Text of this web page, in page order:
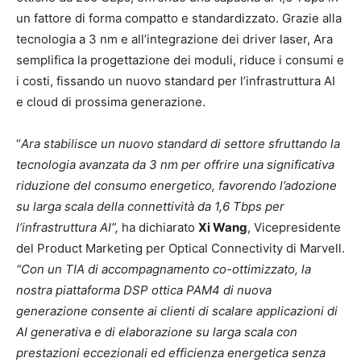
un fattore di forma compatto e standardizzato. Grazie alla
tecnologia a 3 nm e all’integrazione dei driver laser, Ara
semplifica la progettazione dei moduli, riduce i consumi e
i costi, fissando un nuovo standard per l’infrastruttura AI
e cloud di prossima generazione.
“Ara stabilisce un nuovo standard di settore sfruttando la
tecnologia avanzata da 3 nm per offrire una significativa
riduzione del consumo energetico, favorendo l’adozione
su larga scala della connettività da 1,6 Tbps per
l’infrastruttura AI”, ha dichiarato Xi Wang, Vicepresidente
del Product Marketing per Optical Connectivity di Marvell.
“Con un TIA di accompagnamento co-ottimizzato, la
nostra piattaforma DSP ottica PAM4 di nuova
generazione consente ai clienti di scalare applicazioni di
AI generativa e di elaborazione su larga scala con
prestazioni eccezionali ed efficienza energetica senza